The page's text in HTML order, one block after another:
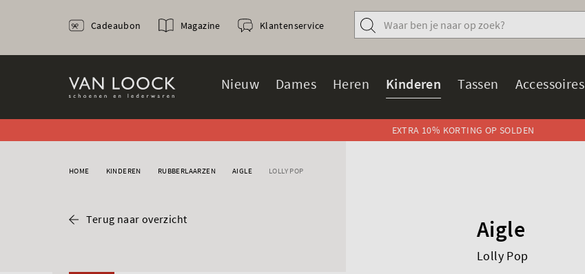
Nieuw Dames Heren Kinderen Tassen Accessoires
Cadeaubon Magazine Klantenservice
EXTRA 10% KORTING OP SOLDEN
HOME KINDEREN RUBBERLAARZEN AIGLE LOLLY POP
Terug naar overzicht Aigle
Lolly Pop